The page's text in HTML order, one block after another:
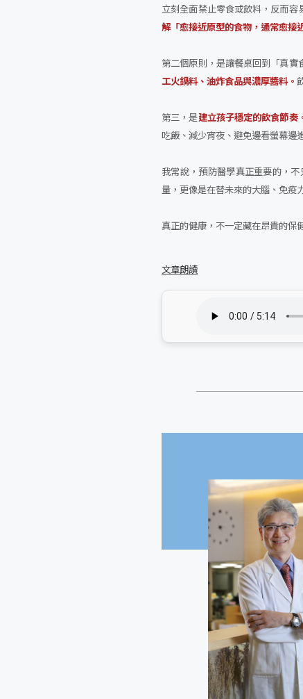
立刻全面禁止零食或飲料，反而
解「愈接近原型的食物，通常愈接
第二個原則，是讓餐桌回到「真
工火鍋料、油炸食品與濃厚醬料。
第三，是建立孩子穩定的飲食節奏
吃飯、減少宵夜、避免邊看螢幕邊
我常說，預防醫學真正重要的，
量，更像是在替未來的大腦、免疫
真正的健康，不一定藏在昂貴的保
文章朗讀